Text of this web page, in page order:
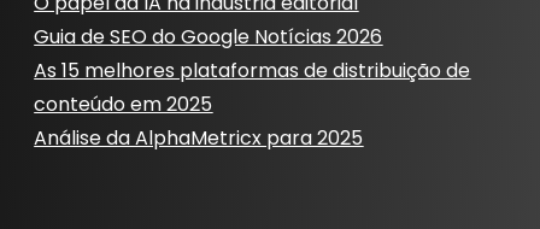
Guia de SEO do Google Notícias 2026
As 15 melhores plataformas de distribuição de
conteúdo em 2025
Análise da AlphaMetricx para 2025